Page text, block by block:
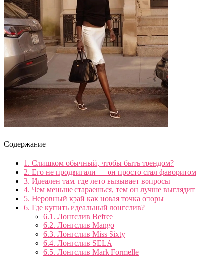
Содержание
1. Слишком обычный, чтобы быть трендом?
2. Его не продвигали — он просто стал фаворитом
3. Идеален там, где лето вызывает вопросы
4. Чем меньше стараешься, тем он лучше выглядит
5. Неровный край как новая точка опоры
6. Где купить идеальный лонгслив?
6.1. Лонгслив Befree
6.2. Лонгслив Mango
6.3. Лонгслив Miss Sixty
6.4. Лонгслив SELA
6.5. Лонгслив Mark Formelle